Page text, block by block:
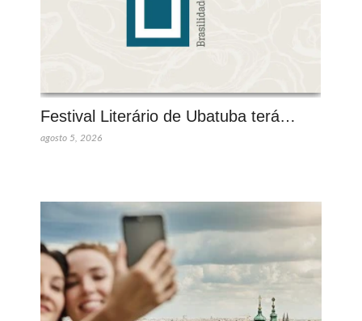
Festival Literário de Ubatuba terá…
agosto 5, 2026